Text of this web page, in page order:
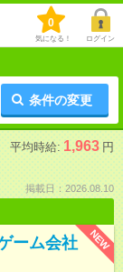
0
気になる！ ログイン
条件の変更
平均時給: 1,963 円
掲載日：2026.08.10
NEW
ーム会社